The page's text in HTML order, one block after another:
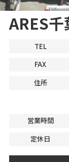
ARES千
TEL
FAX
住所
営業時間
定休日